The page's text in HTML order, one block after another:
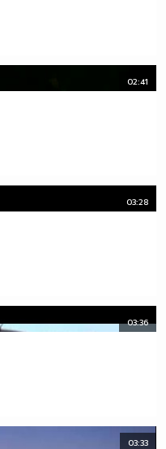
02:41
03:28
03:36
03:33